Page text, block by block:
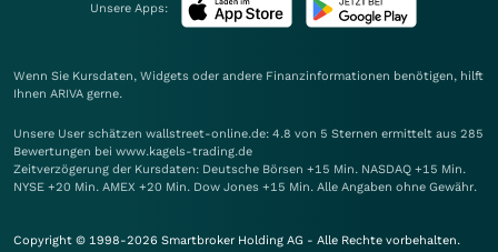
Unsere Apps:
Wenn Sie Kursdaten, Widgets oder andere Finanzinformationen benötigen, hilft
Ihnen ARIVA gerne.
Unsere User schätzen wallstreet-online.de: 4.8 von 5 Sternen ermittelt aus 285
Bewertungen bei www.kagels-trading.de
Zeitverzögerung der Kursdaten: Deutsche Börsen +15 Min. NASDAQ +15 Min.
NYSE +20 Min. AMEX +20 Min. Dow Jones +15 Min. Alle Angaben ohne Gewähr.
Copyright © 1998-2026 Smartbroker Holding AG - Alle Rechte vorbehalten.